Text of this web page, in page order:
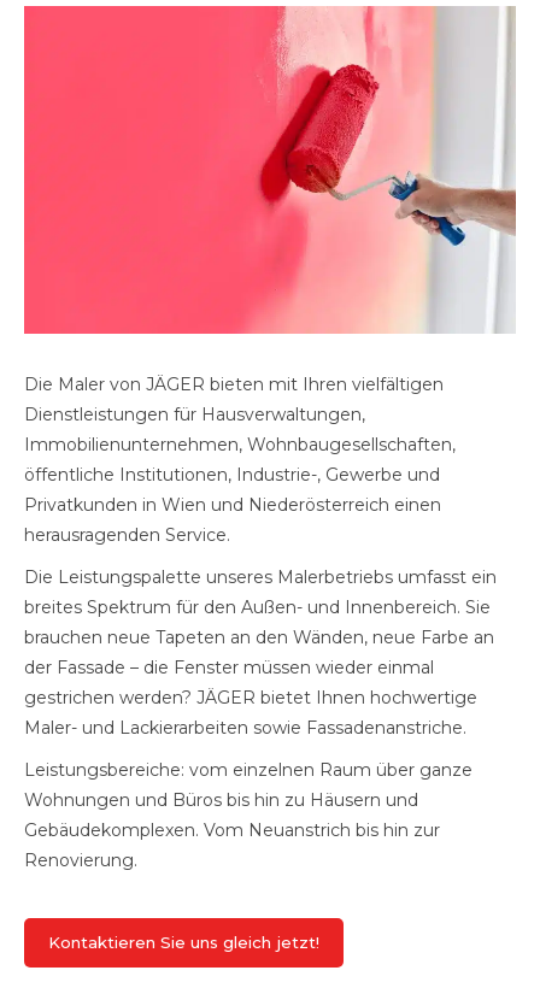
Die Maler von JÄGER bieten mit Ihren vielfältigen
Dienstleistungen für Hausverwaltungen,
Immobilienunternehmen, Wohnbaugesellschaften,
öffentliche Institutionen, Industrie-, Gewerbe und
Privatkunden in Wien und Niederösterreich einen
herausragenden Service.
Die Leistungspalette unseres Malerbetriebs umfasst ein
breites Spektrum für den Außen- und Innenbereich. Sie
brauchen neue Tapeten an den Wänden, neue Farbe an
der Fassade – die Fenster müssen wieder einmal
gestrichen werden? JÄGER bietet Ihnen hochwertige
Maler- und Lackierarbeiten sowie Fassadenanstriche.
Leistungsbereiche: vom einzelnen Raum über ganze
Wohnungen und Büros bis hin zu Häusern und
Gebäudekomplexen. Vom Neuanstrich bis hin zur
Renovierung.
Kontaktieren Sie uns gleich jetzt!